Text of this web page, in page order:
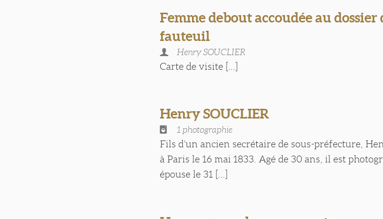
Femme debout accoudée au dossier
fauteuil
Henry SOUCLIER
Carte de visite [...]
Henry SOUCLIER
1 photographie
Fils d’un ancien secrétaire de sous-préfecture,
à Paris le 16 mai 1833. Agé de 30 ans, il est
épouse le 31 [...]